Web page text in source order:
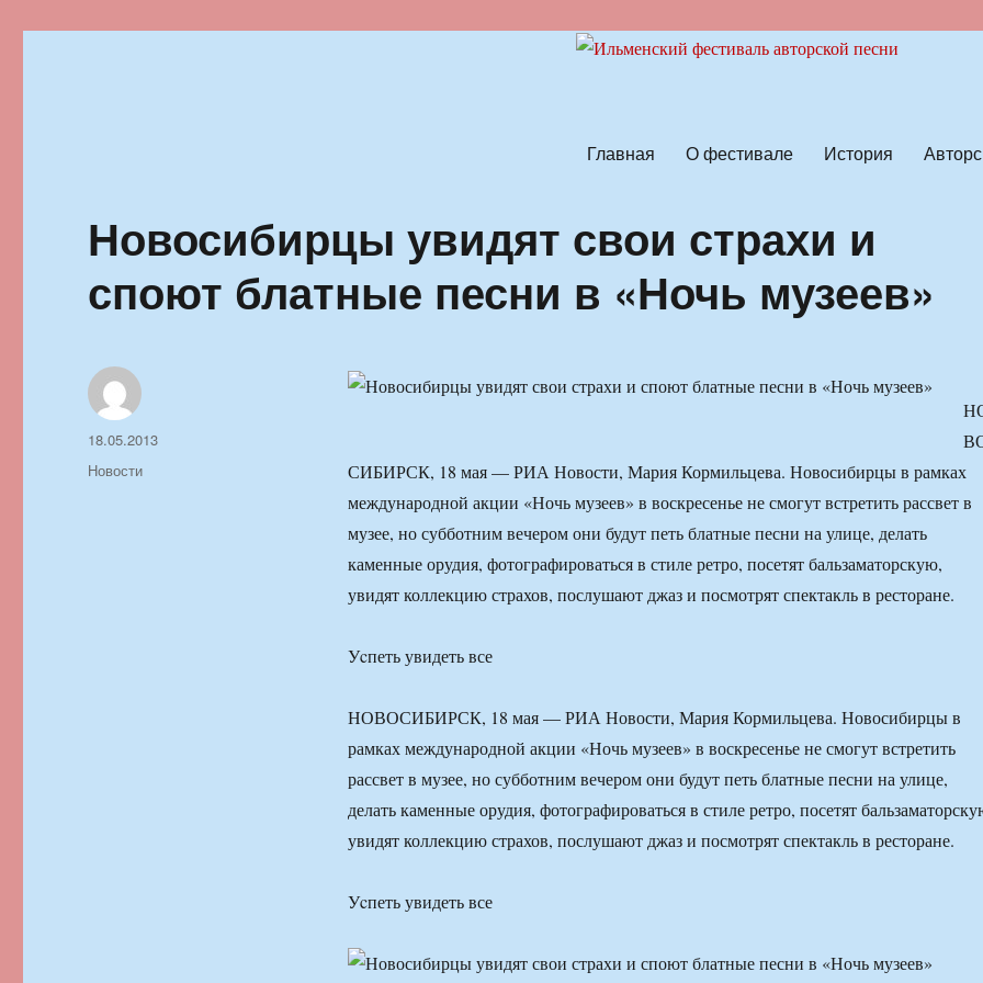
Главная О фестивале История
Новосибирцы увидят свои страхи и
споют блатные песни в «Ночь музеев»
СИБИРСК, 18 мая — РИА Новости, Мария Кормильцева. Новосибирцы в рамках
международной акции «Ночь музеев» в воскресенье не смогут встретить рассвет в
музее, но субботним вечером они будут петь блатные песни на улице, делать
каменные орудия, фотографироваться в стиле ретро, посетят бальзаматорскую,
увидят коллекцию страхов, послушают джаз и посмотрят спектакль в ресторане.
Уcпеть увидеть все
НОВОСИБИРСК, 18 мая — РИА Новости, Мария Кормильцева. Новосибирцы в
рамках международной акции «Ночь музеев» в воскресенье не смогут встретить
рассвет в музее, но субботним вечером они будут петь блатные песни на улице,
делать каменные орудия, фотографироваться в стиле ретро, посетят
увидят коллекцию страхов, послушают джаз и посмотрят спектакль в ресторане.
Уcпеть увидеть все
Автор
Опубликовано
18.05.2013
Рубрики
Новости